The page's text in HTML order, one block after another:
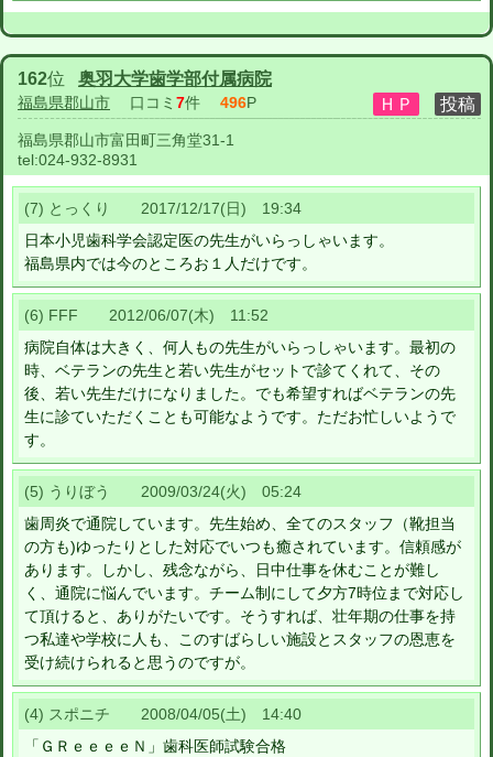
162位 奥羽大学歯学部付属病院
福島県郡山市 口コミ 7件 496P
福島県郡山市富田町三角堂31-1
tel:024-932-8931
(7) とっくり 2017/12/17(日) 19:34
日本小児歯科学会認定医の先生がいらっしゃいます。
福島県内では今のところお１人だけです。
(6) FFF 2012/06/07(木) 11:52
病院自体は大きく、何人もの先生がいらっしゃいます。最初の
時、ベテランの先生と若い先生がセットで診てくれて、その
後、若い先生だけになりました。でも希望すればベテランの先
生に診ていただくことも可能なようです。ただお忙しいようで
す。
(5) うりぼう 2009/03/24(火) 05:24
歯周炎で通院しています。先生始め、全てのスタッフ（靴担当
の方も)ゆったりとした対応でいつも癒されています。信頼感が
あります。しかし、残念ながら、日中仕事を休むことが難し
く、通院に悩んでいます。チーム制にして夕方7時位まで対応し
て頂けると、ありがたいです。そうすれば、壮年期の仕事を持
つ私達や学校に人も、このすばらしい施設とスタッフの恩恵を
受け続けられると思うのですが。
(4) スポニチ 2008/04/05(土) 14:40
「ＧＲｅｅｅｅＮ」歯科医師試験合格